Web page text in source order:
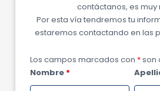
contáctanos, es muy
Por esta vía tendremos tu
estaremos contactando en las
Los campos marcados con *son
Nombre *